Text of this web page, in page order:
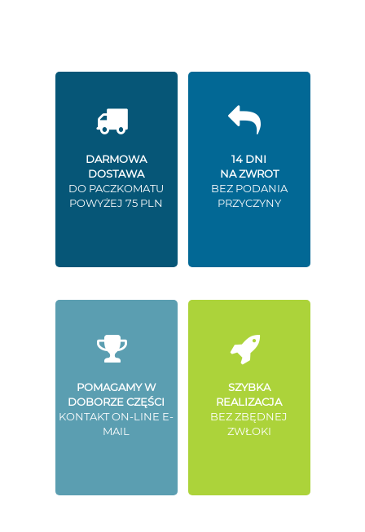
DARMOWA
DOSTAWA
DO PACZKOMATU
POWYŻEJ 75 PLN
14 DNI
NA ZWROT
BEZ PODANIA
PRZYCZYNY
POMAGAMY W
DOBORZE CZĘŚCI
KONTAKT ON-LINE E-
MAIL
SZYBKA
REALIZACJA
BEZ ZBĘDNEJ
ZWŁOKI